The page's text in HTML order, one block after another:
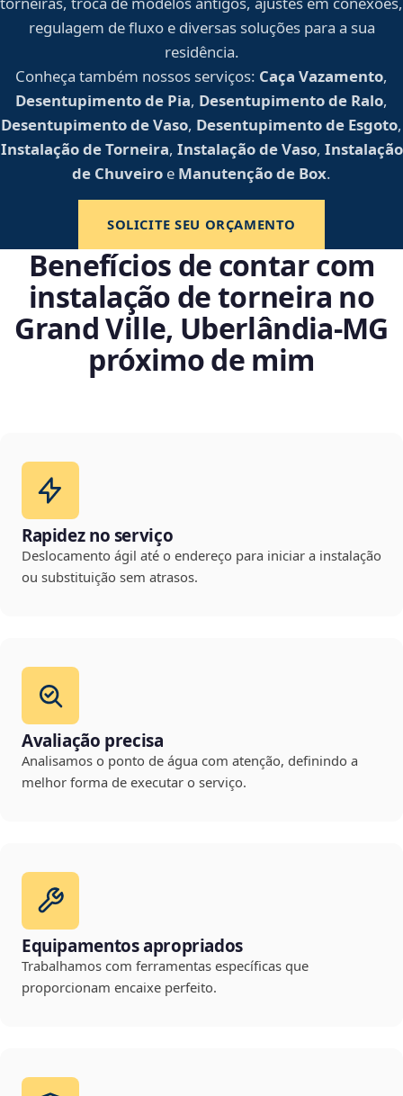
regulagem de fluxo e diversas soluções para a sua
residência.
Conheça também nossos serviços: Caça Vazamento,
Desentupimento de Pia, Desentupimento de Ralo,
Desentupimento de Vaso, Desentupimento de Esgoto,
Instalação de Torneira, Instalação de Vaso, Instalação
de Chuveiro e Manutenção de Box.
SOLICITE SEU ORÇAMENTO
Benefícios de contar com
instalação de torneira no
Grand Ville, Uberlândia‑MG
próximo de mim
Rapidez no serviço
Deslocamento ágil até o endereço para iniciar a instalação
ou substituição sem atrasos.
Avaliação precisa
Analisamos o ponto de água com atenção, definindo a
melhor forma de executar o serviço.
Equipamentos apropriados
Trabalhamos com ferramentas específicas que
proporcionam encaixe perfeito.